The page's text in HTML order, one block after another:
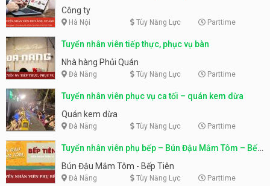
Công ty
Hà Nội Tùy Năng Lực Parttime
Tuyển nhân viên tiếp thực, phục vụ bàn
Nhà hàng Phủi Quán
Đà Nẵng Tùy Năng Lực Parttime
Tuyển nhân viên phục vụ ca tối – quán kem dừa
Quán kem dừa
Đà Nẵng Tùy Năng Lực Parttime
Tuyển nhân viên phụ bếp – Bún Đậu Mắm Tôm – Bếp
Tiên
Bún Đậu Mắm Tôm - Bếp Tiên
Đà Nẵng Tùy Năng Lực Parttime